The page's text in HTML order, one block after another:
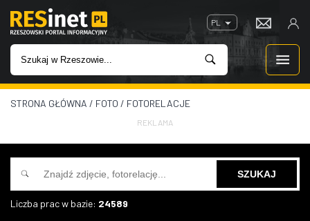
PL
WIADOMOŚCI
INWESTYCJE
IMPREZY
STRONA GŁÓWNA / FOTO / FOTORELACJE
REKLAMA
Liczba prac w bazie: 24589